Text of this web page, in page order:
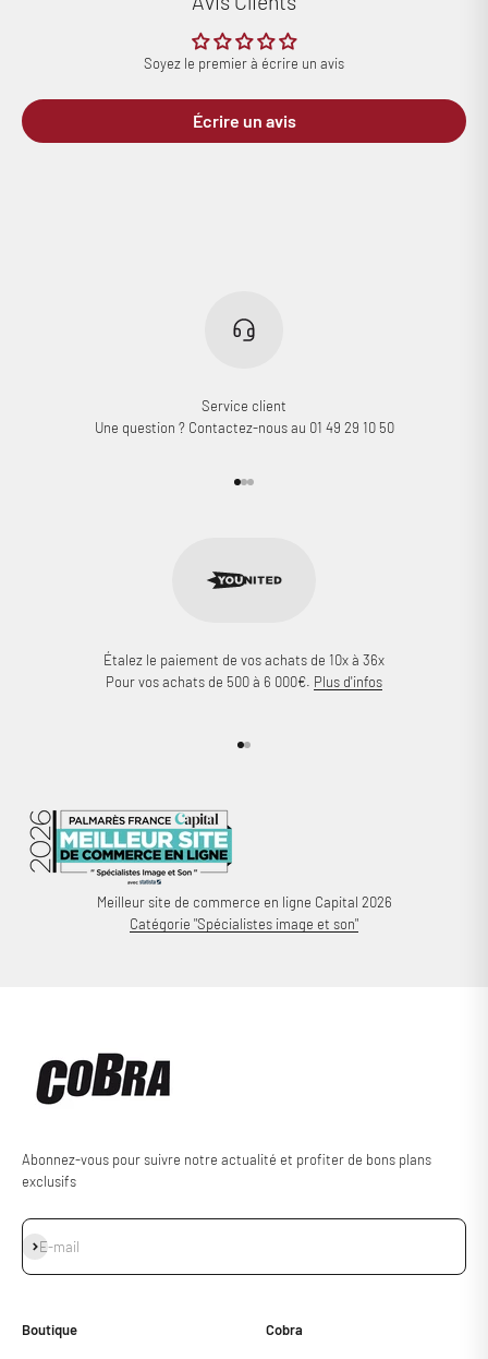
Soyez le premier à écrire un avis
Écrire un avis
Service client
Une question ? Contactez-nous au 01 49 29 10 50
Aller à l'élément 1
Aller à l'élément 2
Aller à l'élément 3
Étalez le paiement de vos achats de 10x à 36x
Pour vos achats de 500 à 6 000€. Plus d'infos
Aller à l'élément 1
Aller à l'élément 2
Meilleur site de commerce en ligne Capital 2026
Catégorie "Spécialistes image et son"
Abonnez-vous pour suivre notre actualité et profiter de bons plans
exclusifs
E-mail
S'inscrire
Boutique Cobra